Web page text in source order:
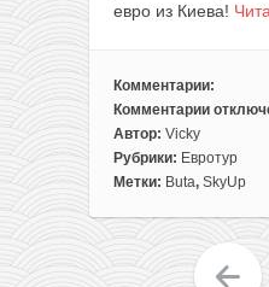
евро из Киева!
Комментарии:
Комментарии
к
записи
Путешествуем
виз:
Тбилиси
Автор: Vicky
Рубрики: Евротур
Метки: Buta, SkyUp